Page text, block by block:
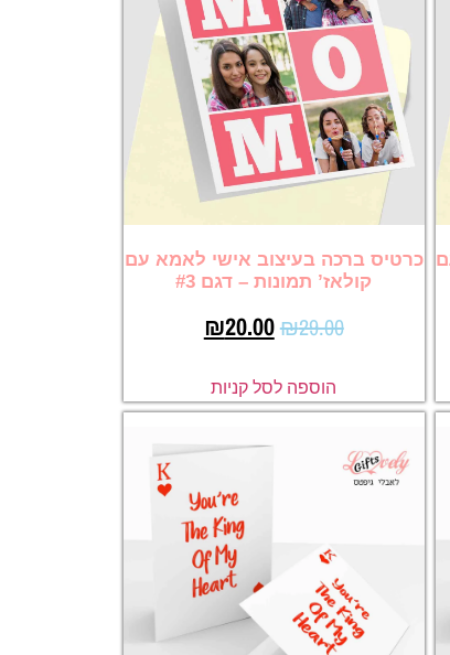
כרטיס ברכה בעיצוב אישי לאמא עם
קולאז’ תמונות – דגם #3
₪29.00
₪20.00
הוספה לסל קניות